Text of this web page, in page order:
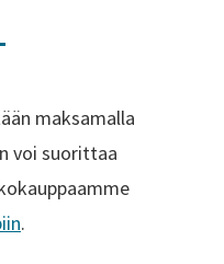
maksamalla
voi suorittaa
.